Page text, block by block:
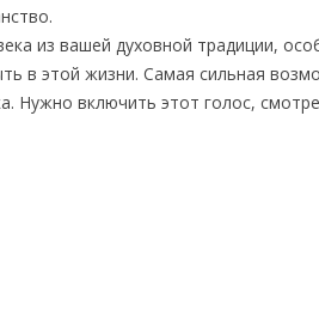
из вашей духовной традиции,
в этой жизни. Самая сильная
Нужно включить этот голос,